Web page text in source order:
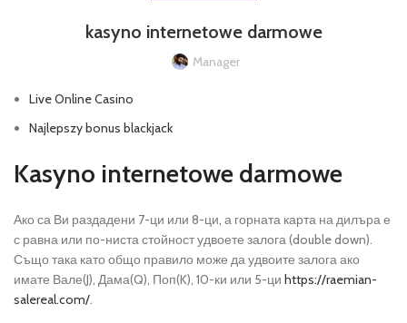
kasyno internetowe darmowe
Manager
Live Online Casino
Najlepszy bonus blackjack
Kasyno internetowe darmowe
Ако са Ви раздадени 7-ци или 8-ци, а горната карта на дилъра е
с равна или по-ниста стойност удвоете залога (double down).
Също така като общо правило може да удвоите залога ако
имате Вале(J), Дама(Q), Поп(K), 10-ки или 5-ци https://raemian-
salereal.com/.